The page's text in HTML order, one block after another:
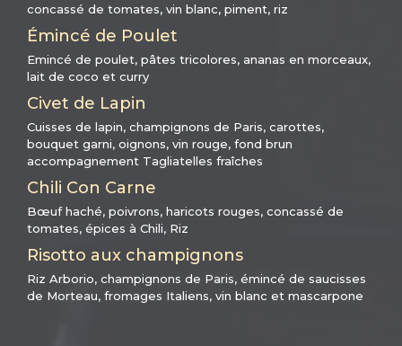
concassé de tomates, vin blanc, piment, riz
Émincé de Poulet
Emincé de poulet, pâtes tricolores, ananas en morceaux,
lait de coco et curry
Civet de Lapin
Cuisses de lapin, champignons de Paris, carottes,
bouquet garni, oignons, vin rouge, fond brun
accompagnement Tagliatelles fraîches
Chili Con Carne
Bœuf haché, poivrons, haricots rouges, concassé de
tomates, épices à Chili, Riz
Risotto aux champignons
Riz Arborio, champignons de Paris, émincé de saucisses
de Morteau, fromages Italiens, vin blanc et mascarpone